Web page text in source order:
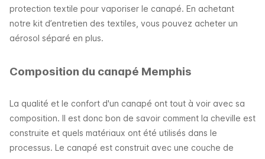
protection textile pour vaporiser le canapé. En achetant
notre kit d’entretien des textiles, vous pouvez acheter un
aérosol séparé en plus.
Composition du canapé Memphis
La qualité et le confort d'un canapé ont tout à voir avec sa
composition. Il est donc bon de savoir comment la cheville est
construite et quels matériaux ont été utilisés dans le
processus. Le canapé est construit avec une couche de